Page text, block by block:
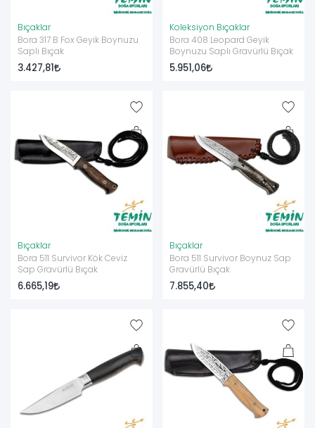
Bıçaklar
Bora 317 B Fox Geyik Boynuzu
Saplı Bıçak
3.427,81
Koleksiyon Bıçaklar
Bora 408 Leopard Geyik
Boynuzu Saplı Gravürlü Bıçak
5.951,06
Bıçaklar
Bora 511 Survivor Kök Ceviz
Sap Gravürlü Bıçak
6.665,19
Bıçaklar
Bora 511 Survivor Boynuz Sap
Gravürlü Bıçak
7.855,40